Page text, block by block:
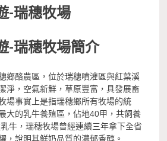
-瑞穗牧場
-瑞穗牧場簡介
鄉酪農區，位於瑞穗噴灌區與紅葉溪
淨，空氣新鮮，草原豐富，具發展畜
場事實上是指瑞穗鄉所有牧場的統
大的乳牛養殖區，佔地40甲，共飼養
牛，瑞穗牧場曾經連續三年拿下全省
，說明其鮮奶品質的濃郁香醇。